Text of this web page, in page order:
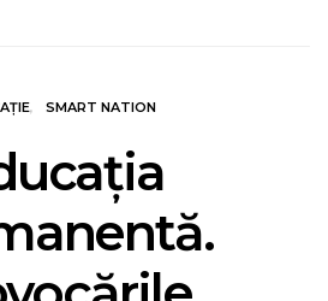
SMART NATION